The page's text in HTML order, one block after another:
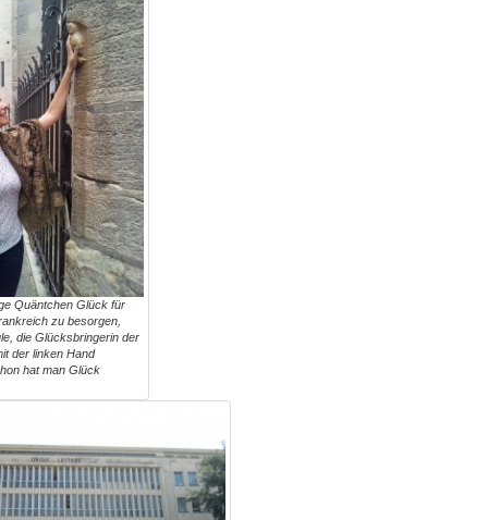
Quäntchen Glück für
zu besorgen,
die Glücksbringerin der
der linken Hand
hat man Glück